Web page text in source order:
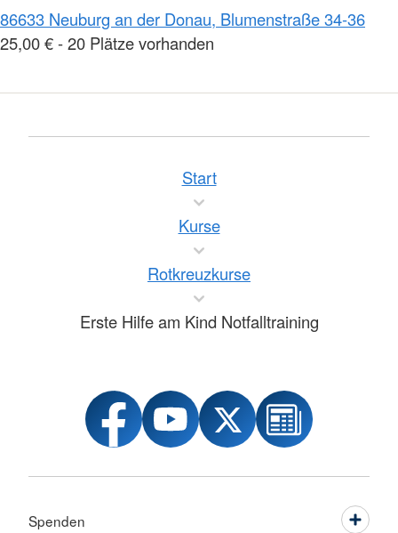
86633 Neuburg an der Donau, Blumenstraße 34-36
25,00 € - 20 Plätze vorhanden
Start
Kurse
Rotkreuzkurse
Erste Hilfe am Kind Notfalltraining
Spenden